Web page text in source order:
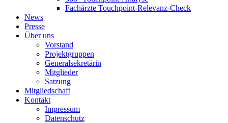
Fachärzte Touchpoint-Relevanz-Check
News
Presse
Über uns
Vorstand
Projektgruppen
Generalsekretärin
Mitglieder
Satzung
Mitgliedschaft
Kontakt
Impressum
Datenschutz